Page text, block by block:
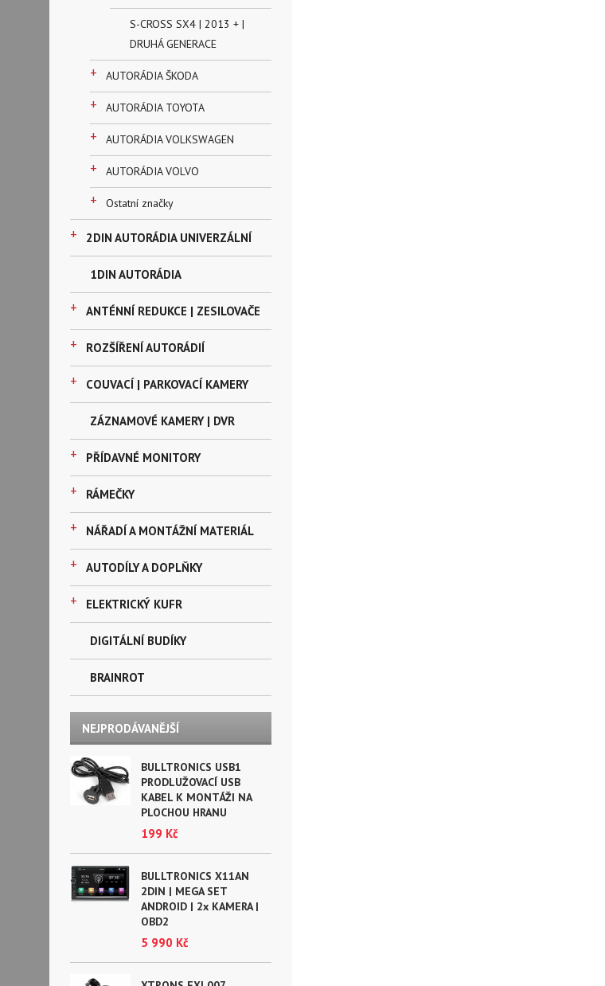
S-CROSS SX4 | 2013 + |
DRUHÁ GENERACE
+ AUTORÁDIA ŠKODA
+ AUTORÁDIA TOYOTA
+ AUTORÁDIA VOLKSWAGEN
+ AUTORÁDIA VOLVO
+ Ostatní značky
+ 2DIN AUTORÁDIA UNIVERZÁLNÍ
1DIN AUTORÁDIA
+ ANTÉNNÍ REDUKCE | ZESILOVAČE
+ ROZŠÍŘENÍ AUTORÁDIÍ
+ COUVACÍ | PARKOVACÍ KAMERY
ZÁZNAMOVÉ KAMERY | DVR
+ PŘÍDAVNÉ MONITORY
+ RÁMEČKY
+ NÁŘADÍ A MONTÁŽNÍ MATERIÁL
+ AUTODÍLY A DOPLŇKY
+ ELEKTRICKÝ KUFR
DIGITÁLNÍ BUDÍKY
BRAINROT
NEJPRODÁVANĚJŠÍ
BULLTRONICS USB1
PRODLUŽOVACÍ USB
KABEL K MONTÁŽI NA
PLOCHOU HRANU
199 Kč
BULLTRONICS X11AN
2DIN | MEGA SET
ANDROID | 2x KAMERA |
OBD2
5 990 Kč